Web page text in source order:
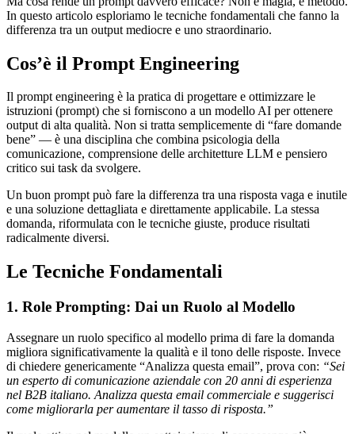
In questo articolo esploriamo le tecniche fondamentali che fanno la
differenza tra un output mediocre e uno straordinario.
Cos’è il Prompt Engineering
Il prompt engineering è la pratica di progettare e ottimizzare le
istruzioni (prompt) che si forniscono a un modello AI per ottenere
output di alta qualità. Non si tratta semplicemente di “fare domande
bene” — è una disciplina che combina psicologia della
comunicazione, comprensione delle architetture LLM e pensiero
critico sui task da svolgere.
Un buon prompt può fare la differenza tra una risposta vaga e inutile
e una soluzione dettagliata e direttamente applicabile. La stessa
domanda, riformulata con le tecniche giuste, produce risultati
radicalmente diversi.
Le Tecniche Fondamentali
1. Role Prompting: Dai un Ruolo al Modello
Assegnare un ruolo specifico al modello prima di fare la domanda
migliora significativamente la qualità e il tono delle risposte. Invece
di chiedere genericamente “Analizza questa email”, prova con: “Sei
un esperto di comunicazione aziendale con 20 anni di esperienza
nel B2B italiano. Analizza questa email commerciale e suggerisci
come migliorarla per aumentare il tasso di risposta.”